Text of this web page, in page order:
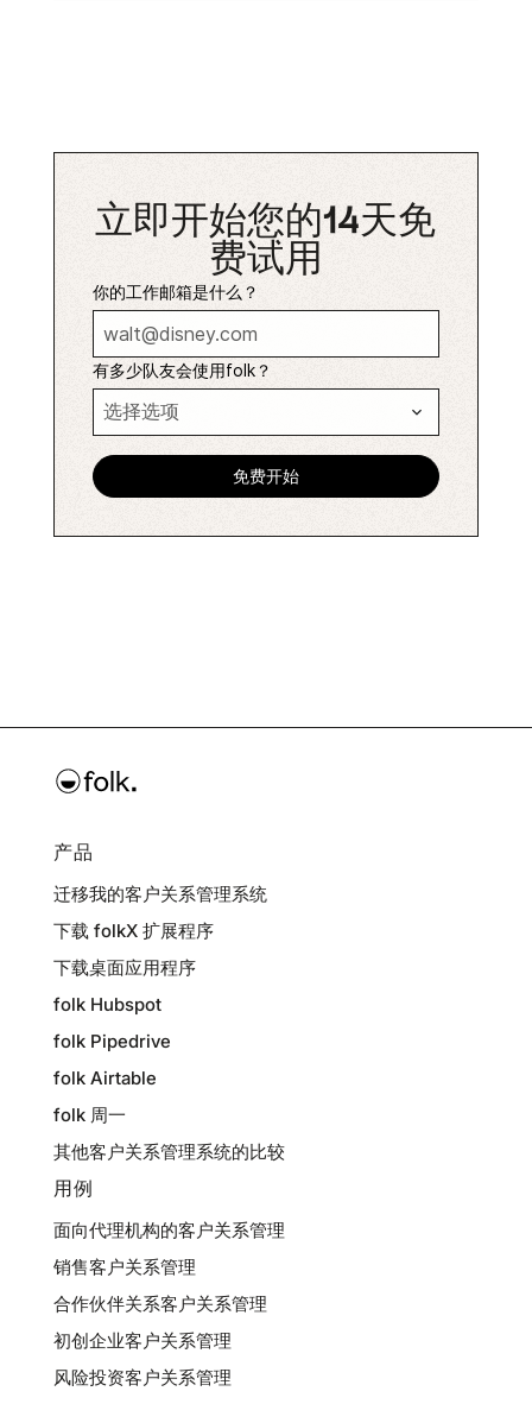
立即开始您的14天免
费试用
你的工作邮箱是什么？
有多少队友会使用folk？
产品
迁移我的客户关系管理系统
下载 folkX 扩展程序
下载桌面应用程序
folk Hubspot
folk Pipedrive
folk Airtable
folk 周一
其他客户关系管理系统的比较
用例
面向代理机构的客户关系管理
销售客户关系管理
合作伙伴关系客户关系管理
初创企业客户关系管理
风险投资客户关系管理